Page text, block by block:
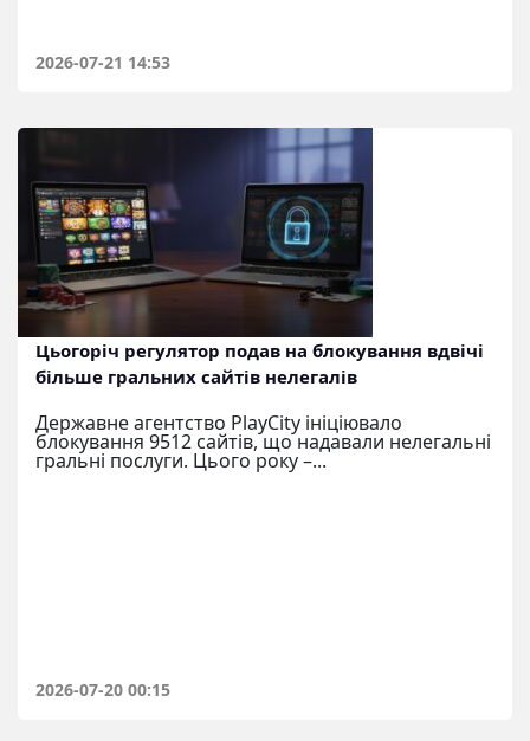
2026-07-21 14:53
Цьогоріч регулятор подав на блокування вдвічі
більше гральних сайтів нелегалів
Державне агентство PlayCity ініціювало
блокування 9512 сайтів, що надавали нелегальні
гральні послуги. Цього року –...
2026-07-20 00:15